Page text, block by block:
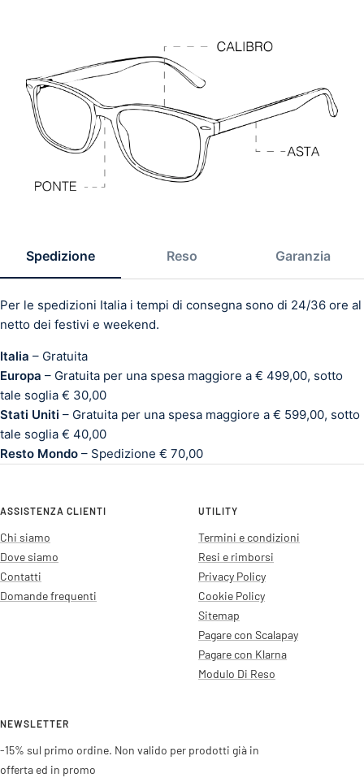
Spedizione Reso Garanzia
Per le spedizioni Italia i tempi di consegna sono di 24/36 ore al
netto dei festivi e weekend.
Italia – Gratuita
Europa – Gratuita per una spesa maggiore a € 499,00, sotto
tale soglia € 30,00
Stati Uniti – Gratuita per una spesa maggiore a € 599,00, sotto
tale soglia € 40,00
Resto Mondo – Spedizione € 70,00
ASSISTENZA CLIENTI
Chi siamo
Dove siamo
Contatti
Domande frequenti
UTILITY
Termini e condizioni
Resi e rimborsi
Privacy Policy
Cookie Policy
Sitemap
Pagare con Scalapay
Pagare con Klarna
Modulo Di Reso
NEWSLETTER
-15% sul primo ordine. Non valido per prodotti già in
offerta ed in promo